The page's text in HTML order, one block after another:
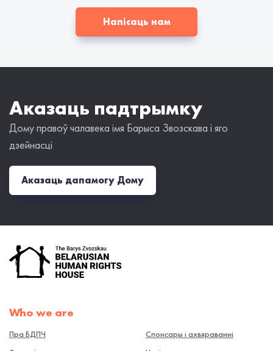
Напісаць нам
Аказаць падтрымку
Дому правоў чалавека імя Барыса Звозскава і яго
дзейнасці
Аказаць дапамогу Дому
Who we are
Пра БДПЧ
Спонсары і ахвяраванні